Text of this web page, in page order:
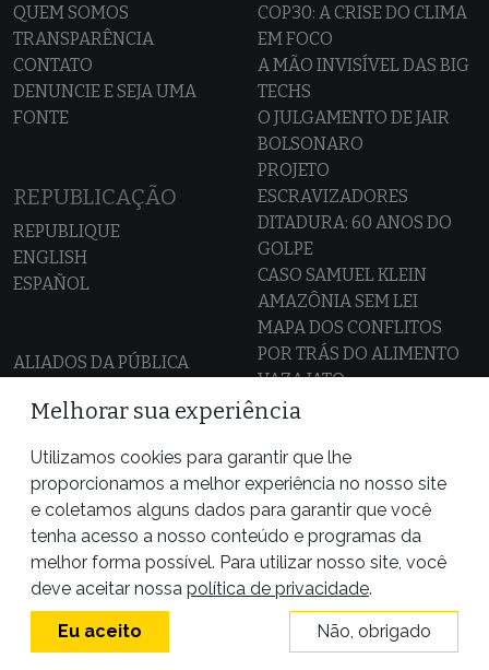
QUEM SOMOS
TRANSPARÊNCIA
CONTATO
DENUNCIE E SEJA UMA
FONTE
REPUBLICAÇÃO
REPUBLIQUE
ENGLISH
ESPAÑOL
ALIADOS DA PÚBLICA
COP30: A CRISE DO CLIMA
EM FOCO
A MÃO INVISÍVEL DAS BIG
TECHS
O JULGAMENTO DE JAIR
BOLSONARO
PROJETO
ESCRAVIZADORES
DITADURA: 60 ANOS DO
GOLPE
CASO SAMUEL KLEIN
AMAZÔNIA SEM LEI
MAPA DOS CONFLITOS
POR TRÁS DO ALIMENTO
VAZA JATO
Melhorar sua experiência
Utilizamos cookies para garantir que lhe
proporcionamos a melhor experiência no nosso site
e coletamos alguns dados para garantir que você
tenha acesso a nosso conteúdo e programas da
melhor forma possível. Para utilizar nosso site, você
deve aceitar nossa política de privacidade.
Eu aceito Não, obrigado